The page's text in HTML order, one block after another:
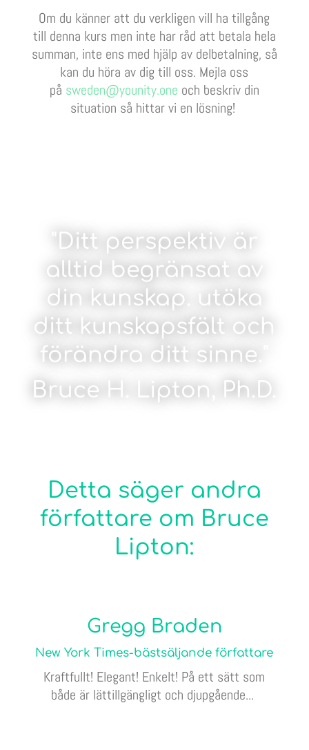
Om du känner att du verkligen vill ha tillgång
till denna kurs men inte har råd att betala hela
summan, inte ens med hjälp av delbetalning, så
kan du höra av dig till oss. Mejla oss
på sweden@younity.one och beskriv din
situation så hittar vi en lösning!
"Ditt perspektiv är
alltid begränsat av
din kunskap. utöka
ditt kunskapsfält och
förändra ditt sinne."
Bruce H. Lipton, Ph.D.
Detta säger andra
författare om Bruce
Lipton:
Gregg Braden
New York Times-bästsäljande författare
Kraftfullt! Elegant! Enkelt! På ett sätt som
både är lättillgängligt och djupgående...